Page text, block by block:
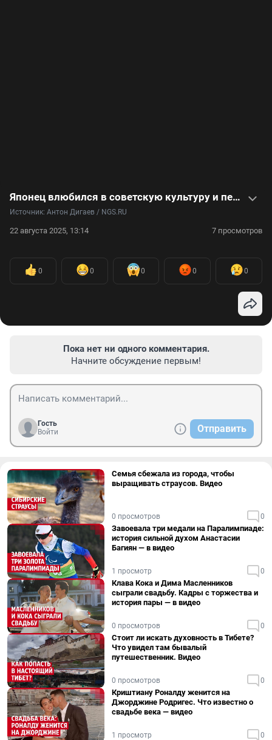
Японец влюбился в советскую культуру и переехал в Сибирь — он ездит на «Запорожце». Видео
Источник: Антон Дигаев / NGS.RU
22 августа 2025, 13:14 7 просмотров
0 0 0 0 0
Пока нет ни одного комментария.
Начните обсуждение первым!
Гость
Войти
Отправить
Семья сбежала из города, чтобы
выращивать страусов. Видео
0 просмотров 0
Завоевала три медали на Паралимпиаде:
история сильной духом Анастасии
Багиян — в видео
1 просмотр 0
Клава Кока и Дима Масленников
сыграли свадьбу. Кадры с торжества и
история пары — в видео
0 просмотров 0
Стоит ли искать духовность в Тибете?
Что увидел там бывалый
путешественник. Видео
0 просмотров 0
Криштиану Роналду женится на
Джорджине Родригес. Что известно о
свадьбе века — видео
1 просмотр 0